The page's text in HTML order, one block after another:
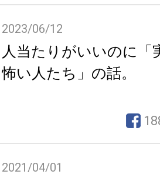
2023/06/12
人当たりがいいのに「
怖い人たち」の話。
2021/04/01